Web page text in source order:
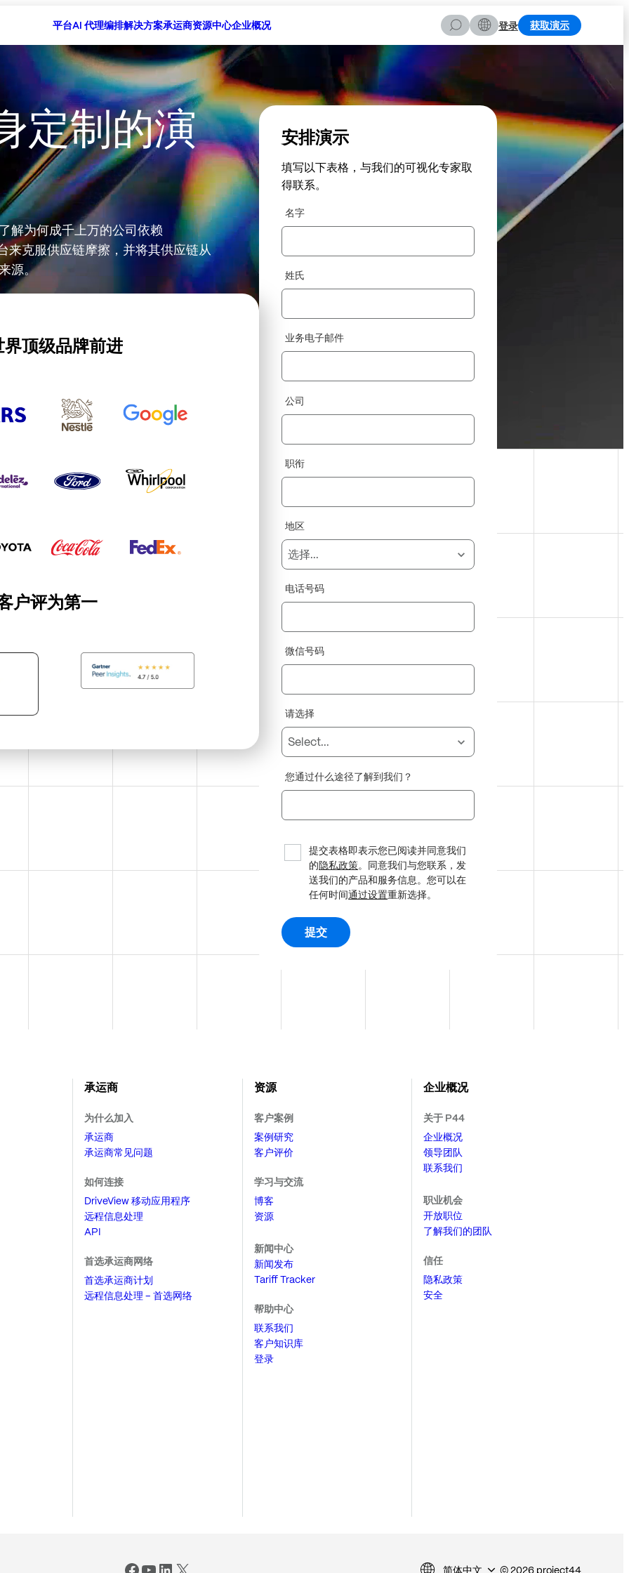
平台AI 代理编排解决方案承运商资源中心企业概况
搜
索
登录 获取演示
定制的演
解为何成千上万的公司依赖
克服供应链摩擦，并将其供应链从
来源。
顶级品牌前进
户评为第一
安排演示
填写以下表格，与我们的可视化专家取
得联系。
名字
姓氏
业务电子邮件
公司
职衔
地区
电话号码
微信号码
请选择
您通过什么途径了解到我们？
提交表格即表示您已阅读并同意我们
的 隐私政策。同意我们与您联系，发
送我们的产品和服务信息。您可以在
任何时间通过设置重新选择。
提交
承运商
为什么加入
承运商
承运商常见问题
如何连接
DriveView 移动应用程序
远程信息处理
API
首选承运商网络
首选承运商计划
远程信息处理 – 首选网络
资源
客户案例
案例研究
客户评价
学习与交流
博客
资源
新闻中心
新闻发布
Tariff Tracker
帮助中心
联系我们
客户知识库
登录
企业概况
关于 P44
企业概况
领导团队
联系我们
职业机会
开放职位
了解我们的团队
信任
隐私政策
安全
简体中文 © 2026 project44